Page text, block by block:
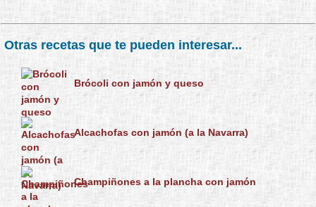
Otras recetas que te pueden interesar...
Brócoli con jamón y queso
Alcachofas con jamón (a la Navarra)
Champiñones a la plancha con jamón